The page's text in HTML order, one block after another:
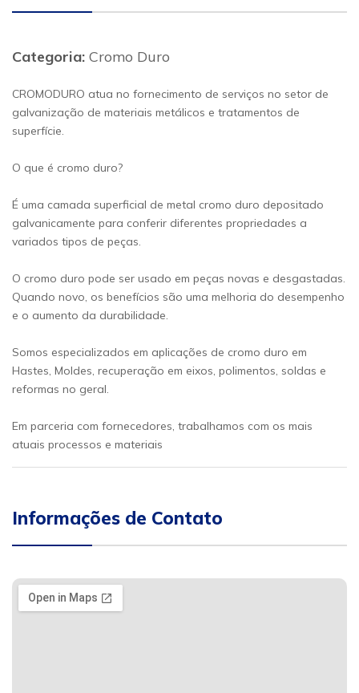
Categoria: Cromo Duro
CROMODURO atua no fornecimento de serviços no setor de
galvanização de materiais metálicos e tratamentos de
superfície.
O que é cromo duro?
É uma camada superficial de metal cromo duro depositado
galvanicamente para conferir diferentes propriedades a
variados tipos de peças.
O cromo duro pode ser usado em peças novas e desgastadas.
Quando novo, os benefícios são uma melhoria do desempenho
e o aumento da durabilidade.
Somos especializados em aplicações de cromo duro em
Hastes, Moldes, recuperação em eixos, polimentos, soldas e
reformas no geral.
Em parceria com fornecedores, trabalhamos com os mais
atuais processos e materiais
Informações de Contato